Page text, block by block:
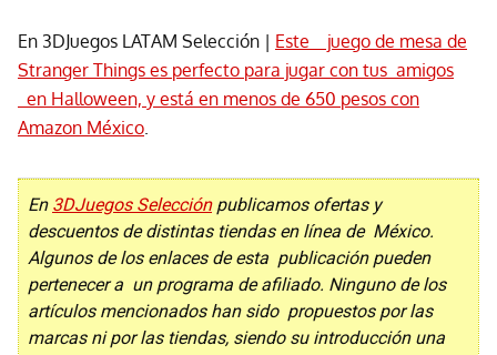
En 3DJuegos LATAM Selección | Este juego de mesa de
Stranger Things es perfecto para jugar con tus amigos
en Halloween, y está en menos de 650 pesos con
Amazon México.
En 3DJuegos Selecciónpublicamos ofertas y
descuentos de distintas tiendas en línea de México.
Algunos de los enlaces de esta publicación pueden
pertenecer a un programa de afiliado. Ninguno de los
artículos mencionados han sido propuestos por las
marcas ni por las tiendas, siendo su introducción una